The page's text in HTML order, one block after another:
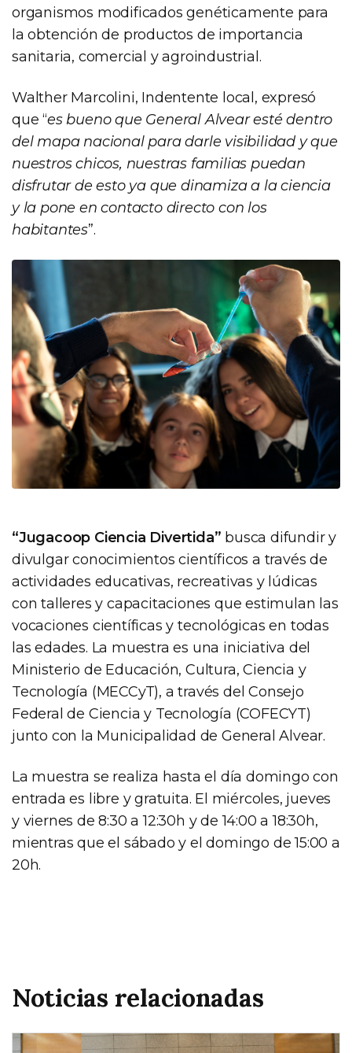
organismos modificados genéticamente para
la obtención de productos de importancia
sanitaria, comercial y agroindustrial.
Walther Marcolini, Indentente local, expresó
que “es bueno que General Alvear esté dentro
del mapa nacional para darle visibilidad y que
nuestros chicos, nuestras familias puedan
disfrutar de esto ya que dinamiza a la ciencia
y la pone en contacto directo con los
habitantes”.
“Jugacoop Ciencia Divertida” busca difundir y
divulgar conocimientos científicos a través de
actividades educativas, recreativas y lúdicas
con talleres y capacitaciones que estimulan las
vocaciones científicas y tecnológicas en todas
las edades. La muestra es una iniciativa del
Ministerio de Educación, Cultura, Ciencia y
Tecnología (MECCyT), a través del Consejo
Federal de Ciencia y Tecnología (COFECYT)
junto con la Municipalidad de General Alvear.
La muestra se realiza hasta el día domingo con
entrada es libre y gratuita. El miércoles, jueves
y viernes de 8:30 a 12:30h y de 14:00 a 18:30h,
mientras que el sábado y el domingo de 15:00 a
20h.
Noticias relacionadas